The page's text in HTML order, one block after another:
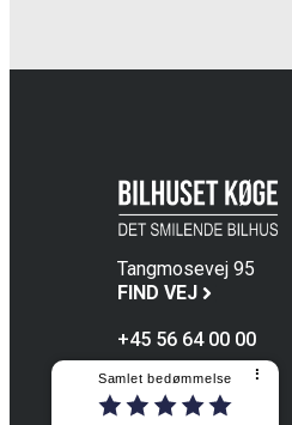
Tangmosevej 95
4600 Køge
FIND VEJ
+45 56 64 00 00
Samlet bedømmelse ⠇